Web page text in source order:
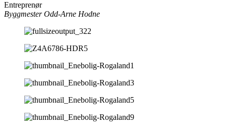
Entreprenør
Byggmester Odd-Arne Hodne